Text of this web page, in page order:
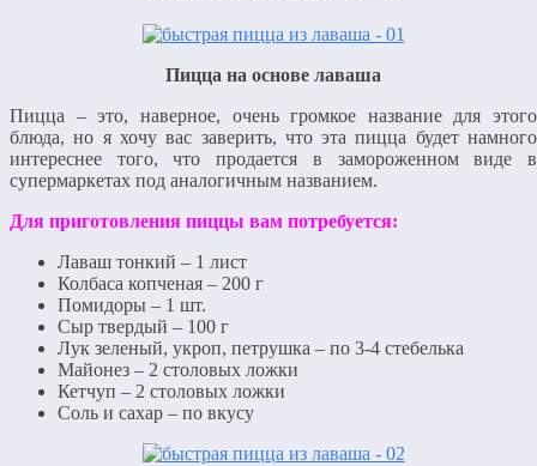
Пицца на основе лаваша
Пицца – это, наверное, очень громкое название для этого
блюда, но я хочу вас заверить, что эта пицца будет намного
интереснее того, что продается в замороженном виде в
супермаркетах под аналогичным названием.
Для приготовления пиццы вам потребуется:
Лаваш тонкий – 1 лист
Колбаса копченая – 200 г
Помидоры – 1 шт.
Сыр твердый – 100 г
Лук зеленый, укроп, петрушка – по 3-4 стебелька
Майонез – 2 столовых ложки
Кетчуп – 2 столовых ложки
Соль и сахар – по вкусу